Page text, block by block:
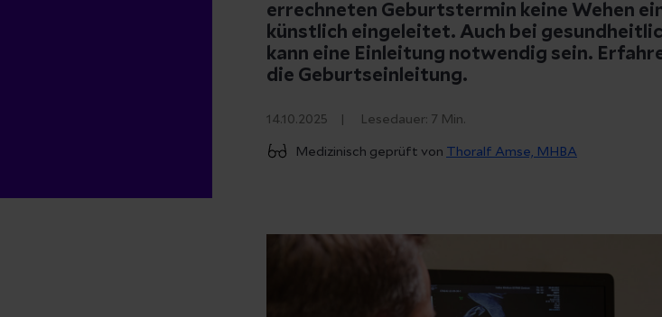
errechneten Geburtstermin keine Wehen
künstlich eingeleitet. Auch bei
kann eine Einleitung notwendig sein.
die Geburtseinleitung.
14.10.2025 Lesedauer: 7 Min.
Medizinisch geprüft von Thoralf Amse, MHBA